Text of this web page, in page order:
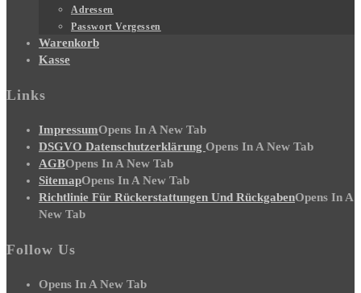
Adressen
Passwort Vergessen
Warenkorb
Kasse
Links
ImpressumOpens In A New Tab
DSGVO Datenschutzerklärung Opens In A New Tab
AGBOpens In A New Tab
SitemapOpens In A New Tab
Richtlinie Für Rückerstattungen Und RückgabenOpens In A
New Tab
Follow Us
Opens In A New Tab